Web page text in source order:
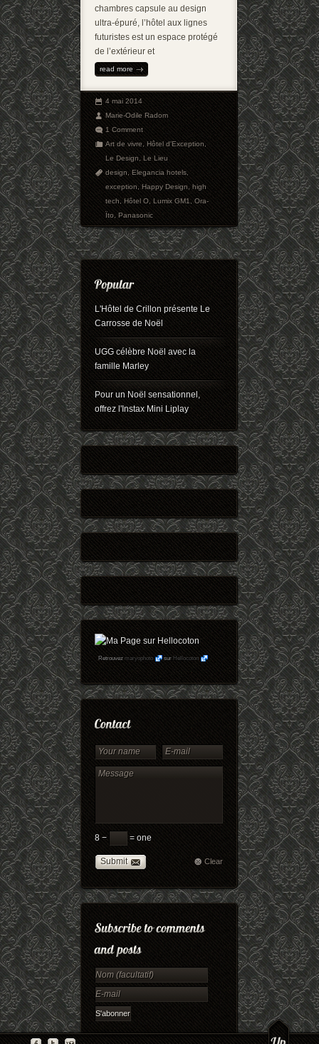
chambres capsule au design
ultra-épuré, l’hôtel aux lignes
futuristes est un espace protégé
de l’extérieur et
read more
4 mai 2014
Marie-Odile Radom
1 Comment
Art de vivre,Hôtel d'Exception,
Le Design,Le Lieu
design,Elegancia hotels,
exception,Happy Design,high
tech,Hôtel O,Lumix GM1,Ora-
Ïto,Panasonic
L'Hôtel de Crillon présente Le
Carrosse de Noël
UGG célèbre Noël avec la
famille Marley
Pour un Noël sensationnel,
offrez l'Instax Mini Liplay
Retrouvezmaryophoto surHellocoton
8 − = one
Submit Clear